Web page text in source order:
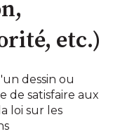
etc.)
dessin ou
de satisfaire aux
loi sur les